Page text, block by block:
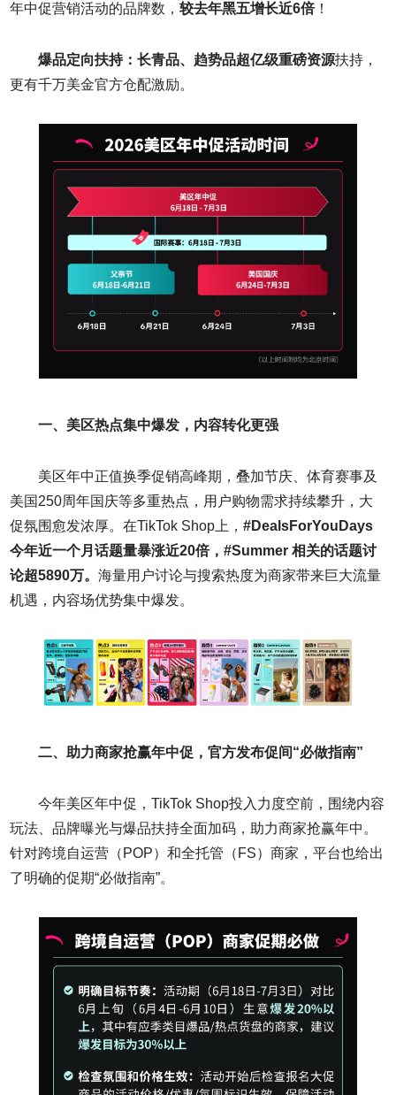
年中促营销活动的品牌数，较去年黑五增长近6倍！
爆品定向扶持：长青品、趋势品超亿级重磅资源扶持，
更有千万美金官方仓配激励。
一、美区热点集中爆发，内容转化更强
美区年中正值换季促销高峰期，叠加节庆、体育赛事及
美国250周年国庆等多重热点，用户购物需求持续攀升，大
促氛围愈发浓厚。在TikTok Shop上，#DealsForYouDays
今年近一个月话题量暴涨近20倍，#Summer相关的话题讨
论超5890万。海量用户讨论与搜索热度为商家带来巨大流量
机遇，内容场优势集中爆发。
二、助力商家抢赢年中促，官方发布促间“必做指南”
今年美区年中促，TikTok Shop投入力度空前，围绕内容
玩法、品牌曝光与爆品扶持全面加码，助力商家抢赢年中。
针对跨境自运营（POP）和全托管（FS）商家，平台也给出
了明确的促期“必做指南”。